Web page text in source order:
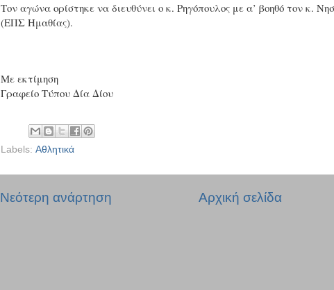
Τον αγώνα ορίστηκε να διευθύνει ο κ. Ρηγόπουλος με α’ βοηθό τον κ.
(ΕΠΣ Ημαθίας).
Με εκτίμηση
Γραφείο Τύπου Δία Δίου
Labels: Αθλητικά
Νεότερη ανάρτηση Αρχική σελίδα